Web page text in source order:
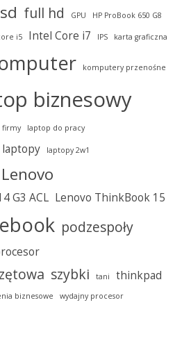
full hd GPU HP ProBook 650 G8
i5 Intel Core i7 IPS karta graficzna
komputery przenośne
biznesowy
firmy laptop do pracy
laptopy laptopy 2w1
Lenovo
G3 ACL Lenovo ThinkBook 15
podzespoły
szybki tani thinkpad
biznesowe wydajny procesor